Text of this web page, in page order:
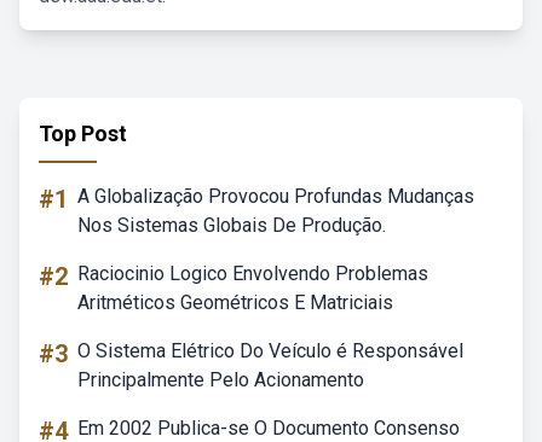
Top Post
#1 A Globalização Provocou Profundas Mudanças
Nos Sistemas Globais De Produção.
#2 Raciocinio Logico Envolvendo Problemas
Aritméticos Geométricos E Matriciais
#3 O Sistema Elétrico Do Veículo é Responsável
Principalmente Pelo Acionamento
#4 Em 2002 Publica-se O Documento Consenso